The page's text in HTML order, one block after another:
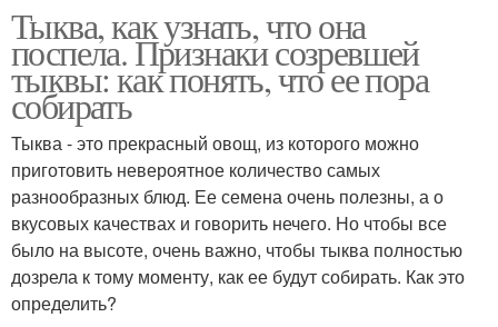
Тыква, как узнать, что она
поспела. Признаки созревшей
тыквы: как понять, что ее пора
собирать
Тыква - это прекрасный овощ, из которого можно
приготовить невероятное количество самых
разнообразных блюд. Ее семена очень полезны, а о
вкусовых качествах и говорить нечего. Но чтобы все
было на высоте, очень важно, чтобы тыква полностью
дозрела к тому моменту, как ее будут собирать. Как это
определить?